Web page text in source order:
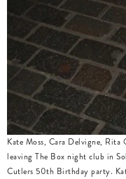
Kate Moss, Cara Delvigne, Rita
leaving The Box night club in
Cutlers 50th Birthday party.